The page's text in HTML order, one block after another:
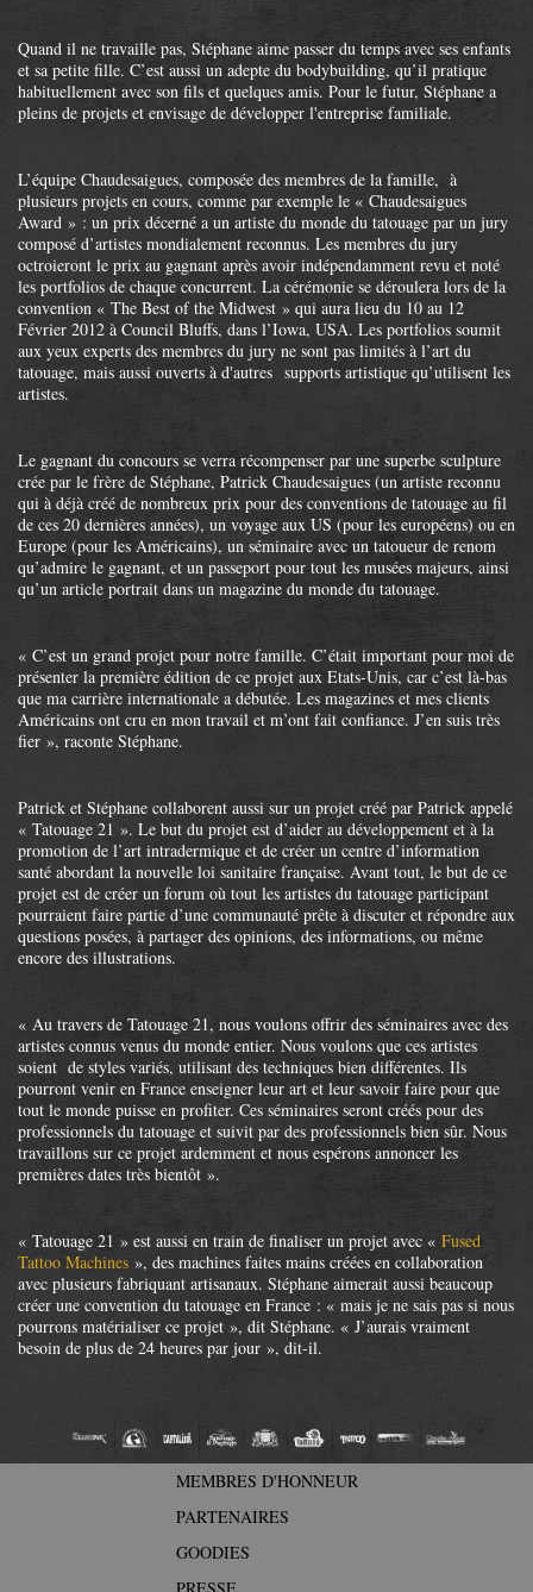
Quand il ne travaille pas, Stéphane aime passer du temps avec ses enfants
et sa petite fille. C’est aussi un adepte du bodybuilding, qu’il pratique
habituellement avec son fils et quelques amis. Pour le futur, Stéphane a
pleins de projets et envisage de développer l'entreprise familiale.
L’équipe Chaudesaigues, composée des membres de la famille, à
plusieurs projets en cours, comme par exemple le « Chaudesaigues
Award » : un prix décerné a un artiste du monde du tatouage par un jury
composé d’artistes mondialement reconnus. Les membres du jury
octroieront le prix au gagnant après avoir indépendamment revu et noté
les portfolios de chaque concurrent. La cérémonie se déroulera lors de la
convention « The Best of the Midwest » qui aura lieu du 10 au 12
Février 2012 à Council Bluffs, dans l’Iowa, USA. Les portfolios soumit
aux yeux experts des membres du jury ne sont pas limités à l’art du
tatouage, mais aussi ouverts à d'autres supports artistique qu’utilisent les
artistes.
Le gagnant du concours se verra récompenser par une superbe sculpture
crée par le frère de Stéphane, Patrick Chaudesaigues (un artiste reconnu
qui à déjà créé de nombreux prix pour des conventions de tatouage au fil
de ces 20 dernières années), un voyage aux US (pour les européens) ou en
Europe (pour les Américains), un séminaire avec un tatoueur de renom
qu’admire le gagnant, et un passeport pour tout les musées majeurs, ainsi
qu’un article portrait dans un magazine du monde du tatouage.
« C’est un grand projet pour notre famille. C’était important pour moi de
présenter la première édition de ce projet aux Etats-Unis, car c’est là-bas
que ma carrière internationale a débutée. Les magazines et mes clients
Américains ont cru en mon travail et m’ont fait confiance. J’en suis très
fier », raconte Stéphane.
Patrick et Stéphane collaborent aussi sur un projet créé par Patrick appelé
« Tatouage 21 ». Le but du projet est d’aider au développement et à la
promotion de l’art intradermique et de créer un centre d’information
santé abordant la nouvelle loi sanitaire française. Avant tout, le but de ce
projet est de créer un forum où tout les artistes du tatouage participant
pourraient faire partie d’une communauté prête à discuter et répondre aux
questions posées, à partager des opinions, des informations, ou même
encore des illustrations.
« Au travers de Tatouage 21, nous voulons offrir des séminaires avec des
artistes connus venus du monde entier. Nous voulons que ces artistes
soient de styles variés, utilisant des techniques bien différentes. Ils
pourront venir en France enseigner leur art et leur savoir faire pour que
tout le monde puisse en profiter. Ces séminaires seront créés pour des
professionnels du tatouage et suivit par des professionnels bien sûr. Nous
travaillons sur ce projet ardemment et nous espérons annoncer les
premières dates très bientôt ».
« Tatouage 21 » est aussi en train de finaliser un projet avec « Fused
Tattoo Machines », des machines faites mains créées en collaboration
avec plusieurs fabriquant artisanaux. Stéphane aimerait aussi beaucoup
créer une convention du tatouage en France : « mais je ne sais pas si nous
pourrons matérialiser ce projet », dit Stéphane. « J’aurais vraiment
besoin de plus de 24 heures par jour », dit-il.
MEMBRES D'HONNEUR
PARTENAIRES
GOODIES